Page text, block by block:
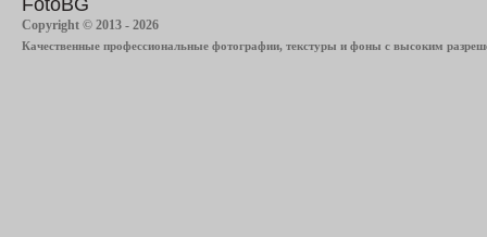
Copyright © 2013 - 2026
Качественные профессиональные фотографии, текстуры и фоны с высоким